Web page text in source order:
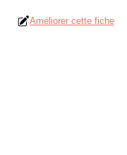
Améliorer cette fiche